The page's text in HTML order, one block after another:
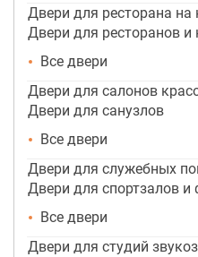
Двери для ресторана на
Двери для ресторанов и
Все двери
Двери для салонов
Двери для санузлов
Все двери
Двери для служебных
Двери для спортзалов и
Все двери
Двери для студий